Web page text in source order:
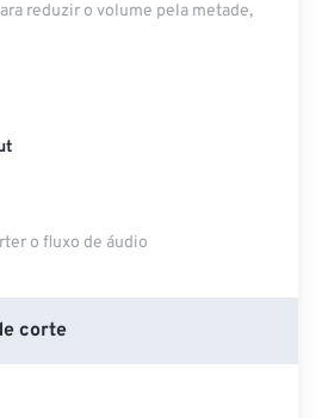
reduzir o volume pela metade,
o fluxo de áudio
corte